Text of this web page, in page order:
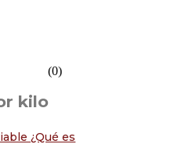
(0)
kilo
¿Qué es